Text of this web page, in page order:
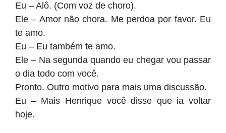
Eu – Alô. (Com voz de choro).
Ele – Amor não chora. Me perdoa por favor. Eu
te amo.
Eu – Eu também te amo.
Ele – Na segunda quando eu chegar vou passar
o dia todo com você.
Pronto. Outro motivo para mais uma discussão.
Eu – Mais Henrique você disse que ia voltar
hoje.